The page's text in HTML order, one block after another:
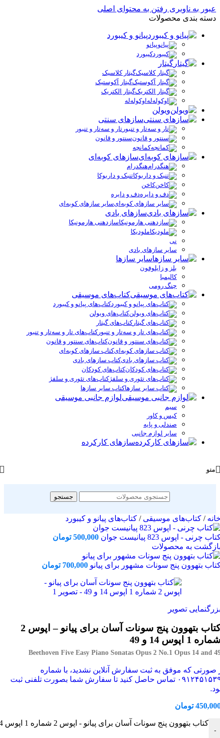
عبور به ناوبری رفتن به محتوای اصلی
دسته بندی محصولات
پیانو و کیبورد
پیانو
کیبورد
گیتار
گیتار کلاسیک
گیتار آکوستیک
گیتار الکتریک
اوکوله‌له
ویولن
سازهای سنتی
تار و سه‌تار و تنبور
سنتور و قانون
کمانچه
سازهای کوبه‌ای
هنگدرام
تنبک و داربوکا
کاخن
دف و دایره
سایر سازهای کوبه‌ای
سازهای بادی
سازدهنی هارمونیکا
ملودیکا
نی
سایر سازهای بادی
سایر سازها
بلز و زایلوفون
کالیمبا
چنگ رومی
کتاب‌های موسیقی
کتاب‌های پیانو و کیبورد
کتاب‌های ویولن
کتاب‌های گیتار
کتاب‌های تار و سه‌تار و تنبور
کتاب‌های سنتور و قانون
کتاب سازهای کوبه‌ای
کتاب سازهای بادی
کتاب‌های کودکان
کتاب‌های تئوری و سلفژ
کتاب سایر سازها
لوازم جانبی موسیقی
سیم
کیس و کاور
صندلی و پایه
سایر لوازم جانبی
سازهای کارکرده
منو
جستجو
/ کتاب‌های موسیقی/ کتاب‌های پیانو و کیبورد
چرنی - اپوس 823 پیانیست جوان 500,000 تومان
به محصولات
بتهوون پنج سونات مشهور برای پیانو 700,000 تومان
تصویر
کتاب بتهوون پنج سونات آسان برای پیانو – اپوس 2
1 اپوس 14 و 49
Beethoven Five Easy Piano Sonatas Opus 2 No.1 Opus 14 and
صورتی که موفق به ثبت سفارش آنلاین نشدید، با شماره
۰۹۱۲۴۵۱۵۳۹۶ تماس حاصل کنید تا سفارش شما بصورت تلفنی ثبت
تومان
-
کتاب بتهوون پنج سونات آسان برای پیانو - اپوس 2 شماره 1 اپوس 14 و 49 عدد